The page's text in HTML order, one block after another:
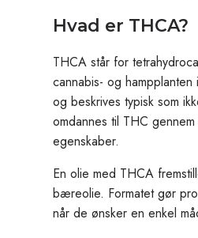
Hvad er THCA?
THCA står for
cannabis- og
og beskrives typisk som
omdannes til THC
egenskaber.
En olie med THCA
bæreolie. Formatet gør
når de ønsker en enkel